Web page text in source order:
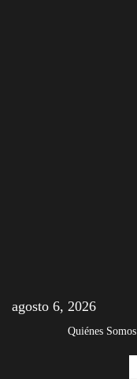
agosto 6, 2026
Quiénes Somos